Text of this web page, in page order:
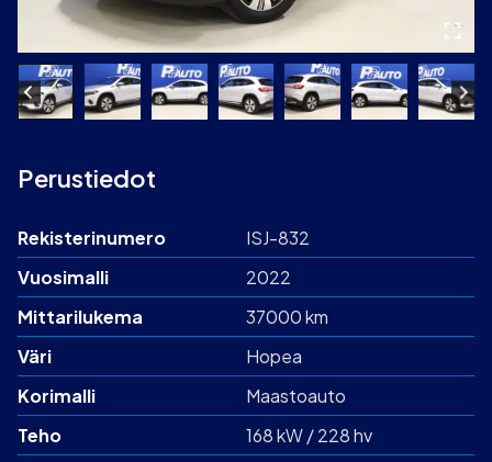
Perustiedot
Rekisterinumero
ISJ-832
Vuosimalli
2022
Mittarilukema
37000 km
Väri
Hopea
Korimalli
Maastoauto
Teho
168 kW / 228 hv